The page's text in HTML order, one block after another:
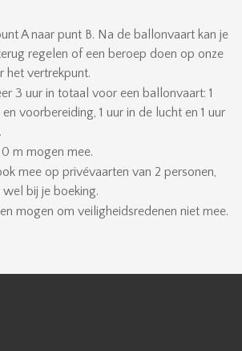
A naar punt B. Na de ballonvaart kan je
regelen of een beroep doen op onze
het vertrekpunt.
3 uur in totaal voor een ballonvaart: 1
voorbereiding, 1 uur in de lucht en 1 uur
m mogen mee.
mee op privévaarten van 2 personen,
bij je boeking.
mogen om veiligheidsredenen niet mee.